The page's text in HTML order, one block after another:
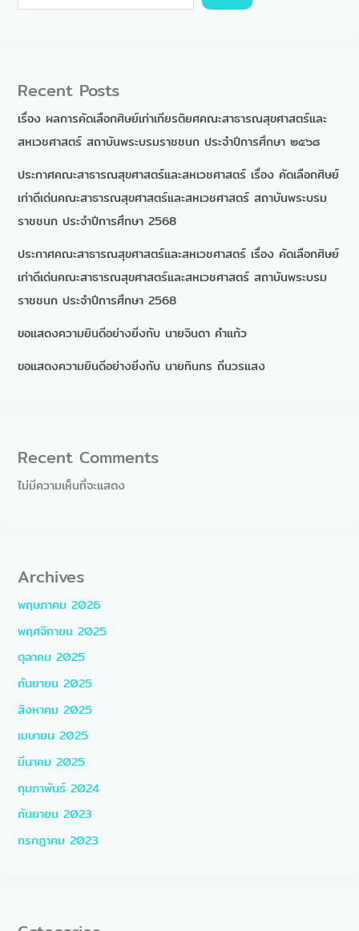
Recent Posts
เรื่อง ผลการคัดเลือกศิษย์เก่าเกียรติยศคณะสาธารณสุขศาสตร์และ
สหเวชศาสตร์ สถาบันพระบรมราชชนก ประจำปีการศึกษา ๒๕๖๘
ประกาศคณะสาธารณสุขศาสตร์และสหเวชศาสตร์ เรื่อง คัดเลือกศิษย์
เก่าดีเด่นคณะสาธารณสุขศาสตร์และสหเวชศาสตร์ สถาบันพระบรม
ราชชนก ประจำปีการศึกษา 2568
ประกาศคณะสาธารณสุขศาสตร์และสหเวชศาสตร์ เรื่อง คัดเลือกศิษย์
เก่าดีเด่นคณะสาธารณสุขศาสตร์และสหเวชศาสตร์ สถาบันพระบรม
ราชชนก ประจำปีการศึกษา 2568
ขอแสดงความยินดีอย่างยิ่งกับ นายจินดา คำแก้ว
ขอแสดงความยินดีอย่างยิ่งกับ นายทินกร ถิ่นวรแสง
Recent Comments
ไม่มีความเห็นที่จะแสดง
Archives
พฤษภาคม 2026
พฤศจิกายน 2025
ตุลาคม 2025
กันยายน 2025
สิงหาคม 2025
เมษายน 2025
มีนาคม 2025
กุมภาพันธ์ 2024
กันยายน 2023
กรกฎาคม 2023